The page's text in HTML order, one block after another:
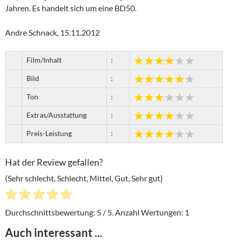
Jahren. Es handelt sich um eine BD50.
Andre Schnack, 15.11.2012
Film/Inhalt :
Bild :
Ton :
Extras/Ausstattung :
Preis-Leistung :
Hat der Review gefallen?
(Sehr schlecht, Schlecht, Mittel, Gut, Sehr gut)
Durchschnittsbewertung: 5 / 5. Anzahl Wertungen: 1
Auch interessant ...